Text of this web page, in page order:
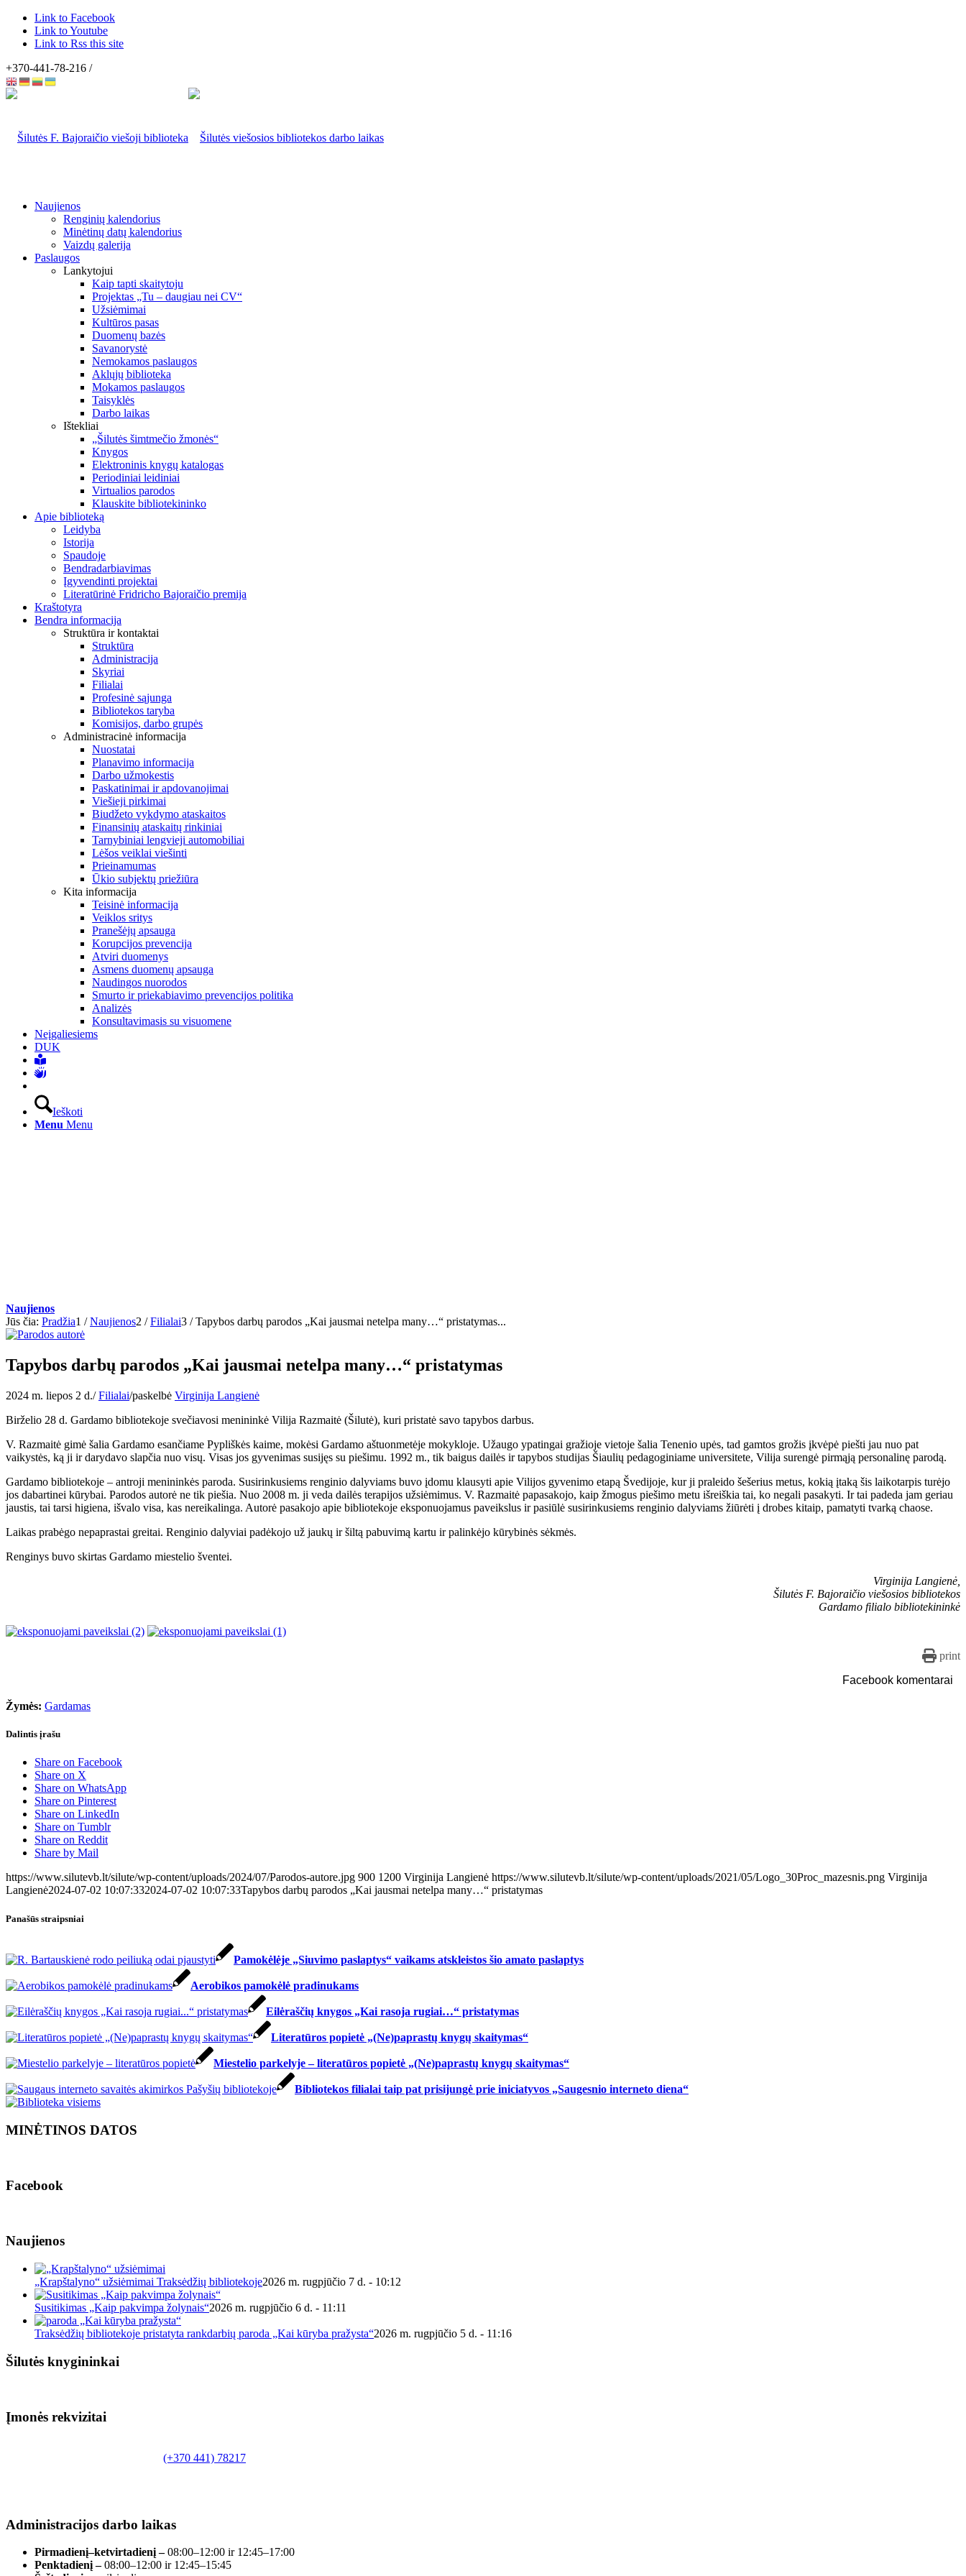
Link to Facebook
Link to Youtube
Link to Rss this site
+370-441-78-216 /
Naujienos
Renginių kalendorius
Minėtinų datų kalendorius
Vaizdų galerija
Paslaugos
Lankytojui
Kaip tapti skaitytoju
Projektas „Tu – daugiau nei CV“
Užsiėmimai
Kultūros pasas
Duomenų bazės
Savanorystė
Nemokamos paslaugos
Aklųjų biblioteka
Mokamos paslaugos
Taisyklės
Darbo laikas
Ištekliai
„Šilutės šimtmečio žmonės“
Knygos
Elektroninis knygų katalogas
Periodiniai leidiniai
Virtualios parodos
Klauskite bibliotekininko
Apie biblioteką
Leidyba
Istorija
Spaudoje
Bendradarbiavimas
Įgyvendinti projektai
Literatūrinė Fridricho Bajoraičio premija
Kraštotyra
Bendra informacija
Struktūra ir kontaktai
Struktūra
Administracija
Skyriai
Filialai
Profesinė sąjunga
Bibliotekos taryba
Komisijos, darbo grupės
Administracinė informacija
Nuostatai
Planavimo informacija
Darbo užmokestis
Paskatinimai ir apdovanojimai
Viešieji pirkimai
Biudžeto vykdymo ataskaitos
Finansinių ataskaitų rinkiniai
Tarnybiniai lengvieji automobiliai
Lėšos veiklai viešinti
Prieinamumas
Ūkio subjektų priežiūra
Kita informacija
Teisinė informacija
Veiklos sritys
Pranešėjų apsauga
Korupcijos prevencija
Atviri duomenys
Asmens duomenų apsauga
Naudingos nuorodos
Smurto ir priekabiavimo prevencijos politika
Analizės
Konsultavimasis su visuomene
Neįgaliesiems
DUK
Ieškoti
Menu Menu
Naujienos
Jūs čia: Pradžia1 / Naujienos2 / Filialai3 / Tapybos darbų parodos „Kai jausmai netelpa many…“ pristatymas...
Tapybos darbų parodos „Kai jausmai netelpa many…“ pristatymas
2024 m. liepos 2 d./ Filialai/paskelbė Virginija Langienė
Birželio 28 d. Gardamo bibliotekoje svečiavosi menininkė Vilija Razmaitė (Šilutė), kuri pristatė savo tapybos darbus.
V. Razmaitė gimė šalia Gardamo esančiame Pypliškės kaime, mokėsi Gardamo aštuonmetėje mokykloje. Užaugo ypatingai gražioje vietoje šalia Tenenio upės, tad gamtos grožis įkvėpė piešti jau nuo pat
vaikystės, ką ji ir darydavo slapčia nuo visų. Visas jos gyvenimas susijęs su piešimu. 1992 m., tik baigus dailės ir tapybos studijas Šiaulių pedagoginiame universitete, Vilija surengė pirmąją personalinę parodą.
Gardamo bibliotekoje – antroji menininkės paroda. Susirinkusiems renginio dalyviams buvo įdomu klausyti apie Vilijos gyvenimo etapą Švedijoje, kur ji praleido šešerius metus, kokią įtaką šis laikotarpis turėjo
jos dabartinei kūrybai. Parodos autorė ne tik piešia. Nuo 2008 m. ji veda dailės terapijos užsiėmimus. V. Razmaitė papasakojo, kaip žmogus piešimo metu išreiškia tai, ko negali pasakyti. Ir tai padeda jam geriau
jaustis, tai tarsi higiena, išvalo visa, kas nereikalinga. Autorė pasakojo apie bibliotekoje eksponuojamus paveikslus ir pasiūlė susirinkusiems renginio dalyviams žiūrėti į drobes kitaip, pamatyti tvarką chaose.
Laikas prabėgo nepaprastai greitai. Renginio dalyviai padėkojo už jaukų ir šiltą pabuvimą kartu ir palinkėjo kūrybinės sėkmės.
Renginys buvo skirtas Gardamo miestelio šventei.
Virginija Langienė,
Šilutės F. Bajoraičio viešosios bibliotekos
Gardamo filialo bibliotekininkė
print
Facebook komentarai
Žymės: Gardamas
Dalintis įrašu
Share on Facebook
Share on X
Share on WhatsApp
Share on Pinterest
Share on LinkedIn
Share on Tumblr
Share on Reddit
Share by Mail
https://www.silutevb.lt/silute/wp-content/uploads/2024/07/Parodos-autore.jpg 900 1200 Virginija Langienė https://www.silutevb.lt/silute/wp-content/uploads/2021/05/Logo_30Proc_mazesnis.png Virginija
Langienė2024-07-02 10:07:332024-07-02 10:07:33Tapybos darbų parodos „Kai jausmai netelpa many…“ pristatymas
Panašūs straipsniai
Pamokėlėje „Siuvimo paslaptys“ vaikams atskleistos šio amato paslaptys
Aerobikos pamokėlė pradinukams
Eilėraščių knygos „Kai rasoja rugiai…“ pristatymas
Literatūros popietė „(Ne)paprastų knygų skaitymas“
Miestelio parkelyje – literatūros popietė „(Ne)paprastų knygų skaitymas“
Bibliotekos filialai taip pat prisijungė prie iniciatyvos „Saugesnio interneto diena“
MINĖTINOS DATOS
Facebook
Naujienos
„Krapštalyno“ užsiėmimai Traksėdžių bibliotekoje2026 m. rugpjūčio 7 d. - 10:12
Susitikimas „Kaip pakvimpa žolynais“2026 m. rugpjūčio 6 d. - 11:11
Traksėdžių bibliotekoje pristatyta rankdarbių paroda „Kai kūryba pražysta“2026 m. rugpjūčio 5 d. - 11:16
Šilutės knygininkai
Įmonės rekvizitai
(+370 441) 78217
Administracijos darbo laikas
Pirmadienį–ketvirtadienį –08:00–12:00 ir 12:45–17:00
Penktadienį –08:00–12:00 ir 12:45–15:45